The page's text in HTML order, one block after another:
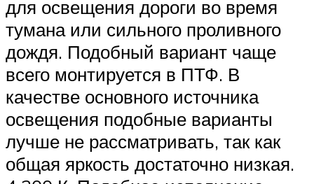
для освещения дороги во время
тумана или сильного проливного
дождя. Подобный вариант чаще
всего монтируется в ПТФ. В
качестве основного источника
освещения подобные варианты
лучше не рассматривать, так как
общая яркость достаточно низкая.